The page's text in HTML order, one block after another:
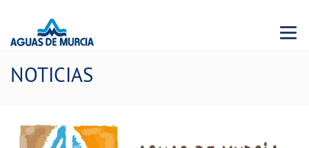
Menu
NOTICIAS